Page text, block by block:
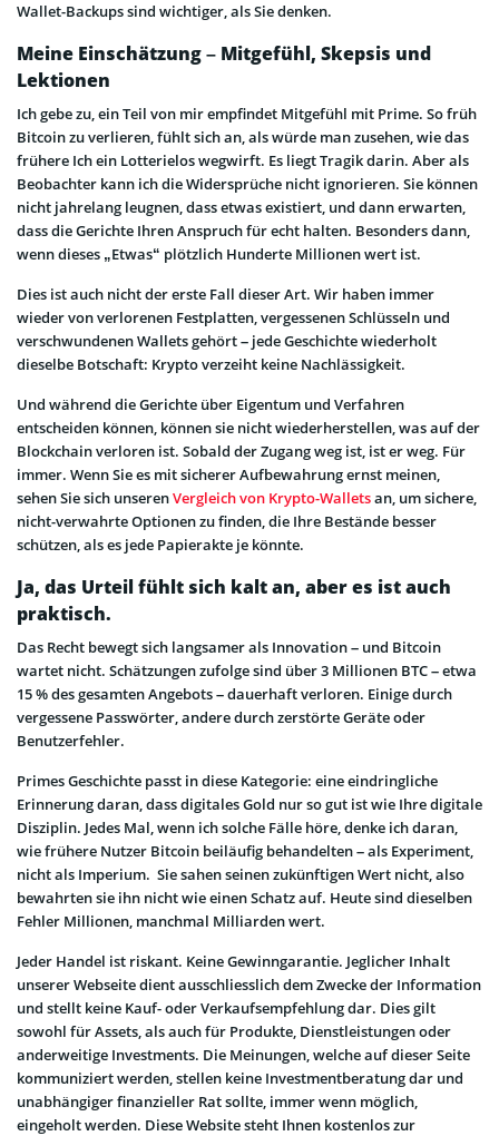
Wallet-Backups sind wichtiger, als Sie denken.
Meine Einschätzung – Mitgefühl, Skepsis und
Lektionen
Ich gebe zu, ein Teil von mir empfindet Mitgefühl mit Prime. So früh
Bitcoin zu verlieren, fühlt sich an, als würde man zusehen, wie das
frühere Ich ein Lotterielos wegwirft. Es liegt Tragik darin. Aber als
Beobachter kann ich die Widersprüche nicht ignorieren. Sie können
nicht jahrelang leugnen, dass etwas existiert, und dann erwarten,
dass die Gerichte Ihren Anspruch für echt halten. Besonders dann,
wenn dieses „Etwas“ plötzlich Hunderte Millionen wert ist.
Dies ist auch nicht der erste Fall dieser Art. Wir haben immer
wieder von verlorenen Festplatten, vergessenen Schlüsseln und
verschwundenen Wallets gehört – jede Geschichte wiederholt
dieselbe Botschaft: Krypto verzeiht keine Nachlässigkeit.
Und während die Gerichte über Eigentum und Verfahren
entscheiden können, können sie nicht wiederherstellen, was auf der
Blockchain verloren ist. Sobald der Zugang weg ist, ist er weg. Für
immer. Wenn Sie es mit sicherer Aufbewahrung ernst meinen,
sehen Sie sich unserenVergleich von Krypto-Walletsan, um sichere,
nicht-verwahrte Optionen zu finden, die Ihre Bestände besser
schützen, als es jede Papierakte je könnte.
Ja, das Urteil fühlt sich kalt an, aber es ist auch
praktisch.
Das Recht bewegt sich langsamer als Innovation – und Bitcoin
wartet nicht. Schätzungen zufolge sind über 3 Millionen BTC – etwa
15 % des gesamten Angebots – dauerhaft verloren. Einige durch
vergessene Passwörter, andere durch zerstörte Geräte oder
Benutzerfehler.
Primes Geschichte passt in diese Kategorie: eine eindringliche
Erinnerung daran, dass digitales Gold nur so gut ist wie Ihre digitale
Disziplin. Jedes Mal, wenn ich solche Fälle höre, denke ich daran,
wie frühere Nutzer Bitcoin beiläufig behandelten – als Experiment,
nicht als Imperium. Sie sahen seinen zukünftigen Wert nicht, also
bewahrten sie ihn nicht wie einen Schatz auf. Heute sind dieselben
Fehler Millionen, manchmal Milliarden wert.
Jeder Handel ist riskant. Keine Gewinngarantie. Jeglicher Inhalt
unserer Webseite dient ausschliesslich dem Zwecke der Information
und stellt keine Kauf- oder Verkaufsempfehlung dar. Dies gilt
sowohl für Assets, als auch für Produkte, Dienstleistungen oder
anderweitige Investments. Die Meinungen, welche auf dieser Seite
kommuniziert werden, stellen keine Investmentberatung dar und
unabhängiger finanzieller Rat sollte, immer wenn möglich,
eingeholt werden. Diese Website steht Ihnen kostenlos zur